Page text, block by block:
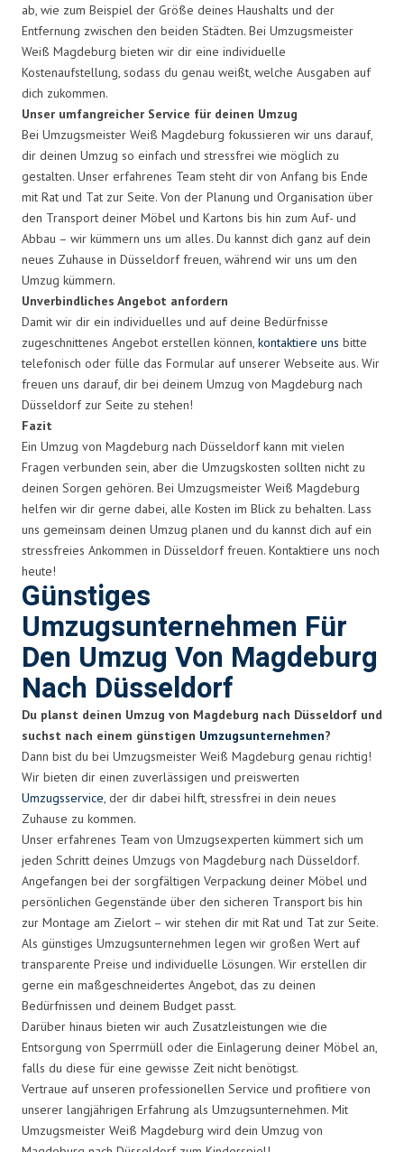
ab, wie zum Beispiel der Größe deines Haushalts und der
Entfernung zwischen den beiden Städten. Bei Umzugsmeister
Weiß Magdeburg bieten wir dir eine individuelle
Kostenaufstellung, sodass du genau weißt, welche Ausgaben auf
dich zukommen.
Unser umfangreicher Service für deinen Umzug
Bei Umzugsmeister Weiß Magdeburg fokussieren wir uns darauf,
dir deinen Umzug so einfach und stressfrei wie möglich zu
gestalten. Unser erfahrenes Team steht dir von Anfang bis Ende
mit Rat und Tat zur Seite. Von der Planung und Organisation über
den Transport deiner Möbel und Kartons bis hin zum Auf- und
Abbau – wir kümmern uns um alles. Du kannst dich ganz auf dein
neues Zuhause in Düsseldorf freuen, während wir uns um den
Umzug kümmern.
Unverbindliches Angebot anfordern
Damit wir dir ein individuelles und auf deine Bedürfnisse
zugeschnittenes Angebot erstellen können, kontaktiere uns bitte
telefonisch oder fülle das Formular auf unserer Webseite aus. Wir
freuen uns darauf, dir bei deinem Umzug von Magdeburg nach
Düsseldorf zur Seite zu stehen!
Fazit
Ein Umzug von Magdeburg nach Düsseldorf kann mit vielen
Fragen verbunden sein, aber die Umzugskosten sollten nicht zu
deinen Sorgen gehören. Bei Umzugsmeister Weiß Magdeburg
helfen wir dir gerne dabei, alle Kosten im Blick zu behalten. Lass
uns gemeinsam deinen Umzug planen und du kannst dich auf ein
stressfreies Ankommen in Düsseldorf freuen. Kontaktiere uns noch
heute!
Günstiges
Umzugsunternehmen Für
Den Umzug Von Magdeburg
Nach Düsseldorf
Du planst deinen Umzug von Magdeburg nach Düsseldorf und
suchst nach einem günstigen Umzugsunternehmen?
Dann bist du bei Umzugsmeister Weiß Magdeburg genau richtig!
Wir bieten dir einen zuverlässigen und preiswerten
Umzugsservice, der dir dabei hilft, stressfrei in dein neues
Zuhause zu kommen.
Unser erfahrenes Team von Umzugsexperten kümmert sich um
jeden Schritt deines Umzugs von Magdeburg nach Düsseldorf.
Angefangen bei der sorgfältigen Verpackung deiner Möbel und
persönlichen Gegenstände über den sicheren Transport bis hin
zur Montage am Zielort – wir stehen dir mit Rat und Tat zur Seite.
Als günstiges Umzugsunternehmen legen wir großen Wert auf
transparente Preise und individuelle Lösungen. Wir erstellen dir
gerne ein maßgeschneidertes Angebot, das zu deinen
Bedürfnissen und deinem Budget passt.
Darüber hinaus bieten wir auch Zusatzleistungen wie die
Entsorgung von Sperrmüll oder die Einlagerung deiner Möbel an,
falls du diese für eine gewisse Zeit nicht benötigst.
Vertraue auf unseren professionellen Service und profitiere von
unserer langjährigen Erfahrung als Umzugsunternehmen. Mit
Umzugsmeister Weiß Magdeburg wird dein Umzug von